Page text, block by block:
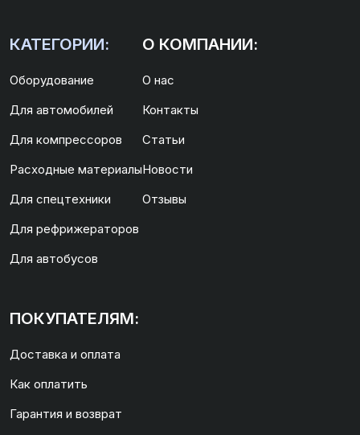
КАТЕГОРИИ:
Оборудование
Для автомобилей
Для компрессоров
Расходные материалы
Для спецтехники
Для рефрижераторов
Для автобусов
О КОМПАНИИ:
О нас
Контакты
Статьи
Новости
Отзывы
ПОКУПАТЕЛЯМ:
Доставка и оплата
Как оплатить
Гарантия и возврат